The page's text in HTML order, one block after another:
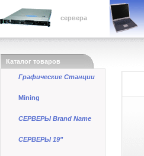
сервера
Каталог товаров
Графические Станции
Mining
СЕРВЕРЫ Brand Name
СЕРВЕРЫ 19"